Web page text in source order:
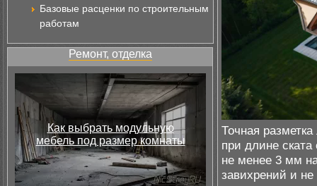
Базовые расценки по строительным
работам
Ремонт, отделка
Как выбрать модульную
мебель под размер комнаты
Точная
при длине
не менее 3 мм
завихрений и не